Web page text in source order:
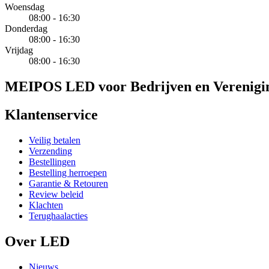
Woensdag
08:00 - 16:30
Donderdag
08:00 - 16:30
Vrijdag
08:00 - 16:30
MEIPOS LED voor Bedrijven en
Klantenservice
Veilig betalen
Verzending
Bestellingen
Bestelling herroepen
Garantie & Retouren
Review beleid
Klachten
Terughaalacties
Over LED
Nieuws